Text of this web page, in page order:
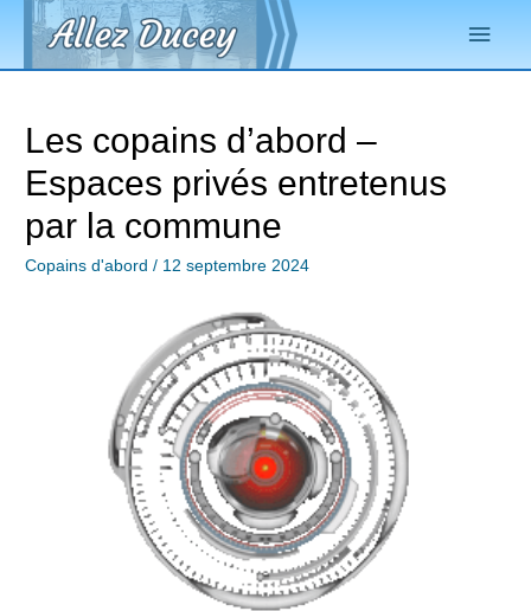
Les copains d’abord –
Espaces privés entretenus
par la commune
Copains d'abord / 12 septembre 2024